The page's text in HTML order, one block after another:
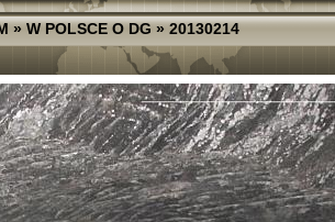
»W POLSCE O DG»20130214